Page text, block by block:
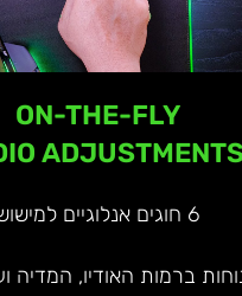
ON-THE-FLY
6 חוגים אנלוגיים למישוש
ברמות האודיו, המדיה